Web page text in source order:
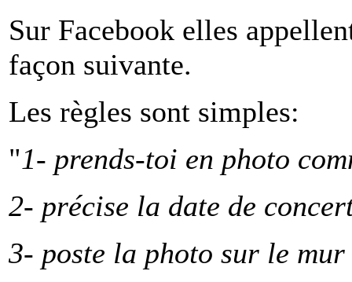
Sur Facebook elles
façon suivante.
Les règles sont simples:
"1- prends-toi en photo
2- précise la date de
3- poste la photo sur le mur